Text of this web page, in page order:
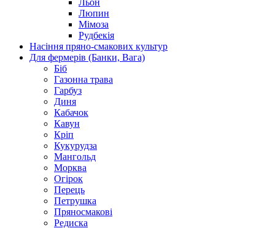
Люпин
Мімоза
Рудбекія
Насіння пряно-смакових культур
Для фермерів (Банки, Вага)
Біб
Газонна трава
Гарбуз
Диня
Кабачок
Кавун
Кріп
Кукурудза
Мангольд
Морква
Огірок
Перець
Петрушка
Пряносмакові
Редиска